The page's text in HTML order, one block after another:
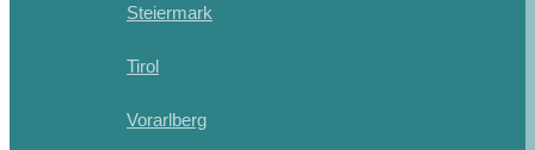
Steiermark
Tirol
Vorarlberg